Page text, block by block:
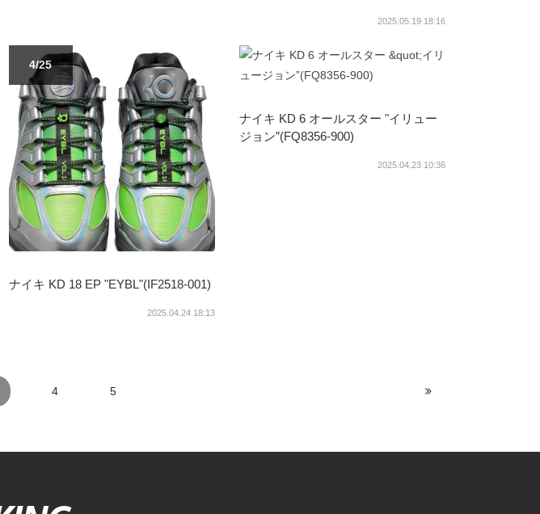
2025.05.19 18:16
4/25
ナイキ KD 18 EP "EYBL"(IF2518-001)
2025.04.24 18:13
ナイキ KD 6 オールスター "イリュー
ジョン”(FQ8356-900)
2025.04.23 10:36
4 5